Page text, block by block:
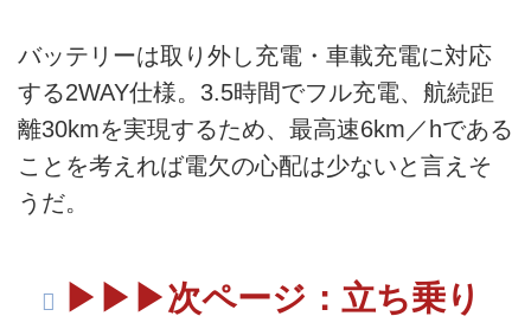
バッテリーは取り外し充電・車載充電に対応
する2WAY仕様。3.5時間でフル充電、航続距
離30kmを実現するため、最高速6km／hである
ことを考えれば電欠の心配は少ないと言えそ
うだ。
▶︎▶︎▶︎次ページ：立ち乗り